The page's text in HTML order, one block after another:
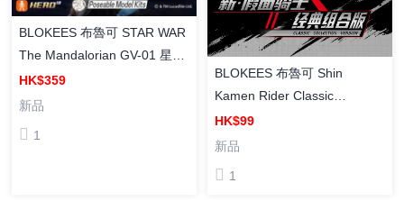
BLOKEES 布魯可 STAR WAR
The Mandalorian GV-01 星球
大戰 群星版 第一彈 曼達洛人·
賞金之旅（ Box Of 9 ）
HK$359
新品
1
BLOKEES 布魯可 Shin
Kamen Rider Classic
Collection Kamen Rider No.1
with Cyclone Model Kit 新·假
組合套裝Set
HK$99
新品
1